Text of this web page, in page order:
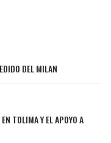
DEL MILAN
TOLIMA Y EL APOYO A